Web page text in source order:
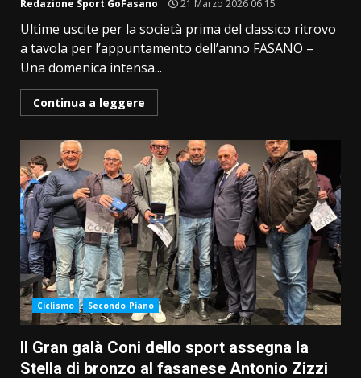
Redazione Sport GoFasano 21 Marzo 2026 06:15
Ultime uscite per la società prima del classico ritrovo
a tavola per l’appuntamento dell’anno FASANO –
Una domenica intensa...
Continua a leggere
Ciclismo Secondo Piano
Il Gran galà Coni dello sport assegna la
Stella di bronzo al fasanese Antonio Zizzi